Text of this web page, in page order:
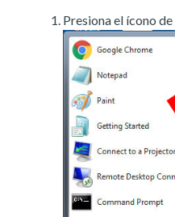
Presiona el ícono